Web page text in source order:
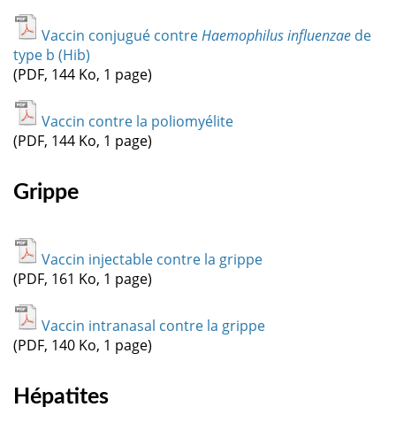
Vaccin conjugué contreHaemophilus influenzae de
type b (Hib)
(PDF, 144 Ko, 1 page)
Vaccin contre la poliomyélite
(PDF, 144 Ko, 1 page)
Grippe
Vaccin injectable contre la grippe
(PDF, 161 Ko, 1 page)
Vaccin intranasal contre la grippe
(PDF, 140 Ko, 1 page)
Hépatites